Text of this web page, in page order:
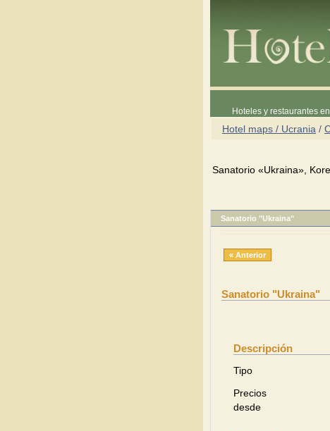
Hoteles y restaurantes
Hotel maps / Ucrania /
Sanatorio «Ukraina»,
Sanatorio "Ukraina"
« Anterior
Sanatorio "Ukraina"
Descripción
Tipo
Precios
desde